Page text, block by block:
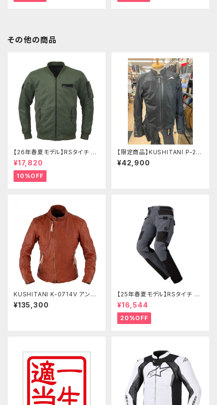
その他の商品
【26年春夏モデル】RSタイチ RS
J351 エアーフライトジャケット
¥17,820
10%OFF
【限定商品】KUSHITANI P-24
54T エアーコンテンドジャケッ
ト
¥42,900
KUSHITANI K-0714V アンフ
ィニッシュド-VジャケットⅡ
¥135,300
【25年春夏モデル】RSタイチ RS
Y272 クイックドライメッシュパ
ンツ
¥16,544
20%OFF